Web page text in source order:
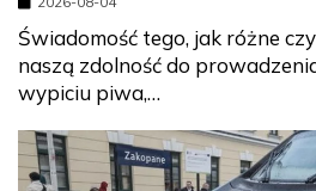
Świadomość tego, jak różne
naszą zdolność do
wypiciu piwa,…